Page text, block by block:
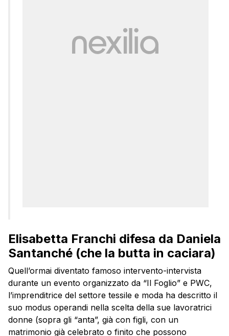
Elisabetta Franchi difesa da Daniela
Santanché (che la butta in caciara)
Quell’ormai diventato famoso intervento-intervista
durante un evento organizzato da “Il Foglio” e PWC,
l’imprenditrice del settore tessile e moda ha descritto il
suo modus operandi nella scelta della sue lavoratrici
donne (sopra gli “anta”, già con figli, con un
matrimonio già celebrato o finito che possono